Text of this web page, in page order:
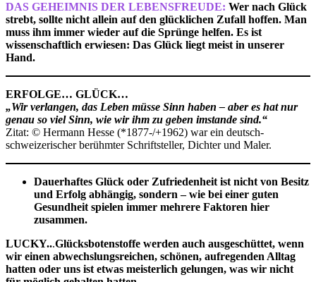
DAS GEHEIMNIS DER LEBENSFREUDE: Wer nach Glück
strebt, sollte nicht allein auf den glücklichen Zufall hoffen. Man
muss ihm immer wieder auf die Sprünge helfen. Es ist
wissenschaftlich erwiesen: Das Glück liegt meist in unserer
Hand.
ERFOLGE… GLÜCK…
„Wir verlangen, das Leben müsse Sinn haben – aber es hat nur
genau so viel Sinn, wie wir ihm zu geben imstande sind.“
Zitat: © Hermann Hesse (*1877-/+1962) war ein deutsch-
schweizerischer berühmter Schriftsteller, Dichter und Maler.
Dauerhaftes Glück oder Zufriedenheit ist nicht von Besitz
und Erfolg abhängig, sondern – wie bei einer guten
Gesundheit spielen immer mehrere Faktoren hier
zusammen.
LUCKY...Glücksbotenstoffe werden auch ausgeschüttet, wenn
wir einen abwechslungsreichen, schönen, aufregenden Alltag
hatten oder uns ist etwas meisterlich gelungen, was wir nicht